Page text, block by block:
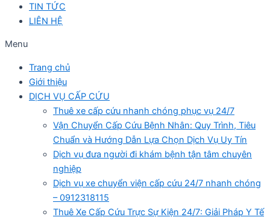
TIN TỨC
LIÊN HỆ
Menu
Trang chủ
Giới thiệu
DỊCH VỤ CẤP CỨU
Thuê xe cấp cứu nhanh chóng phục vụ 24/7
Vận Chuyển Cấp Cứu Bệnh Nhân: Quy Trình, Tiêu
Chuẩn và Hướng Dẫn Lựa Chọn Dịch Vụ Uy Tín
Dịch vụ đưa người đi khám bệnh tận tâm chuyên
nghiệp
Dịch vụ xe chuyển viện cấp cứu 24/7 nhanh chóng
– 0912318115
Thuê Xe Cấp Cứu Trực Sự Kiện 24/7: Giải Pháp Y Tế